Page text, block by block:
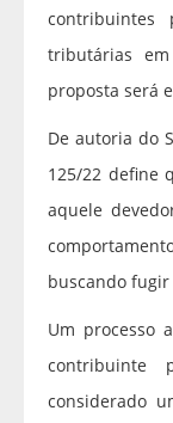
contribuintes
tributárias
proposta será
De autoria do
125/22 define
aquele
buscando fugir
Um processo
contribuinte
considerado